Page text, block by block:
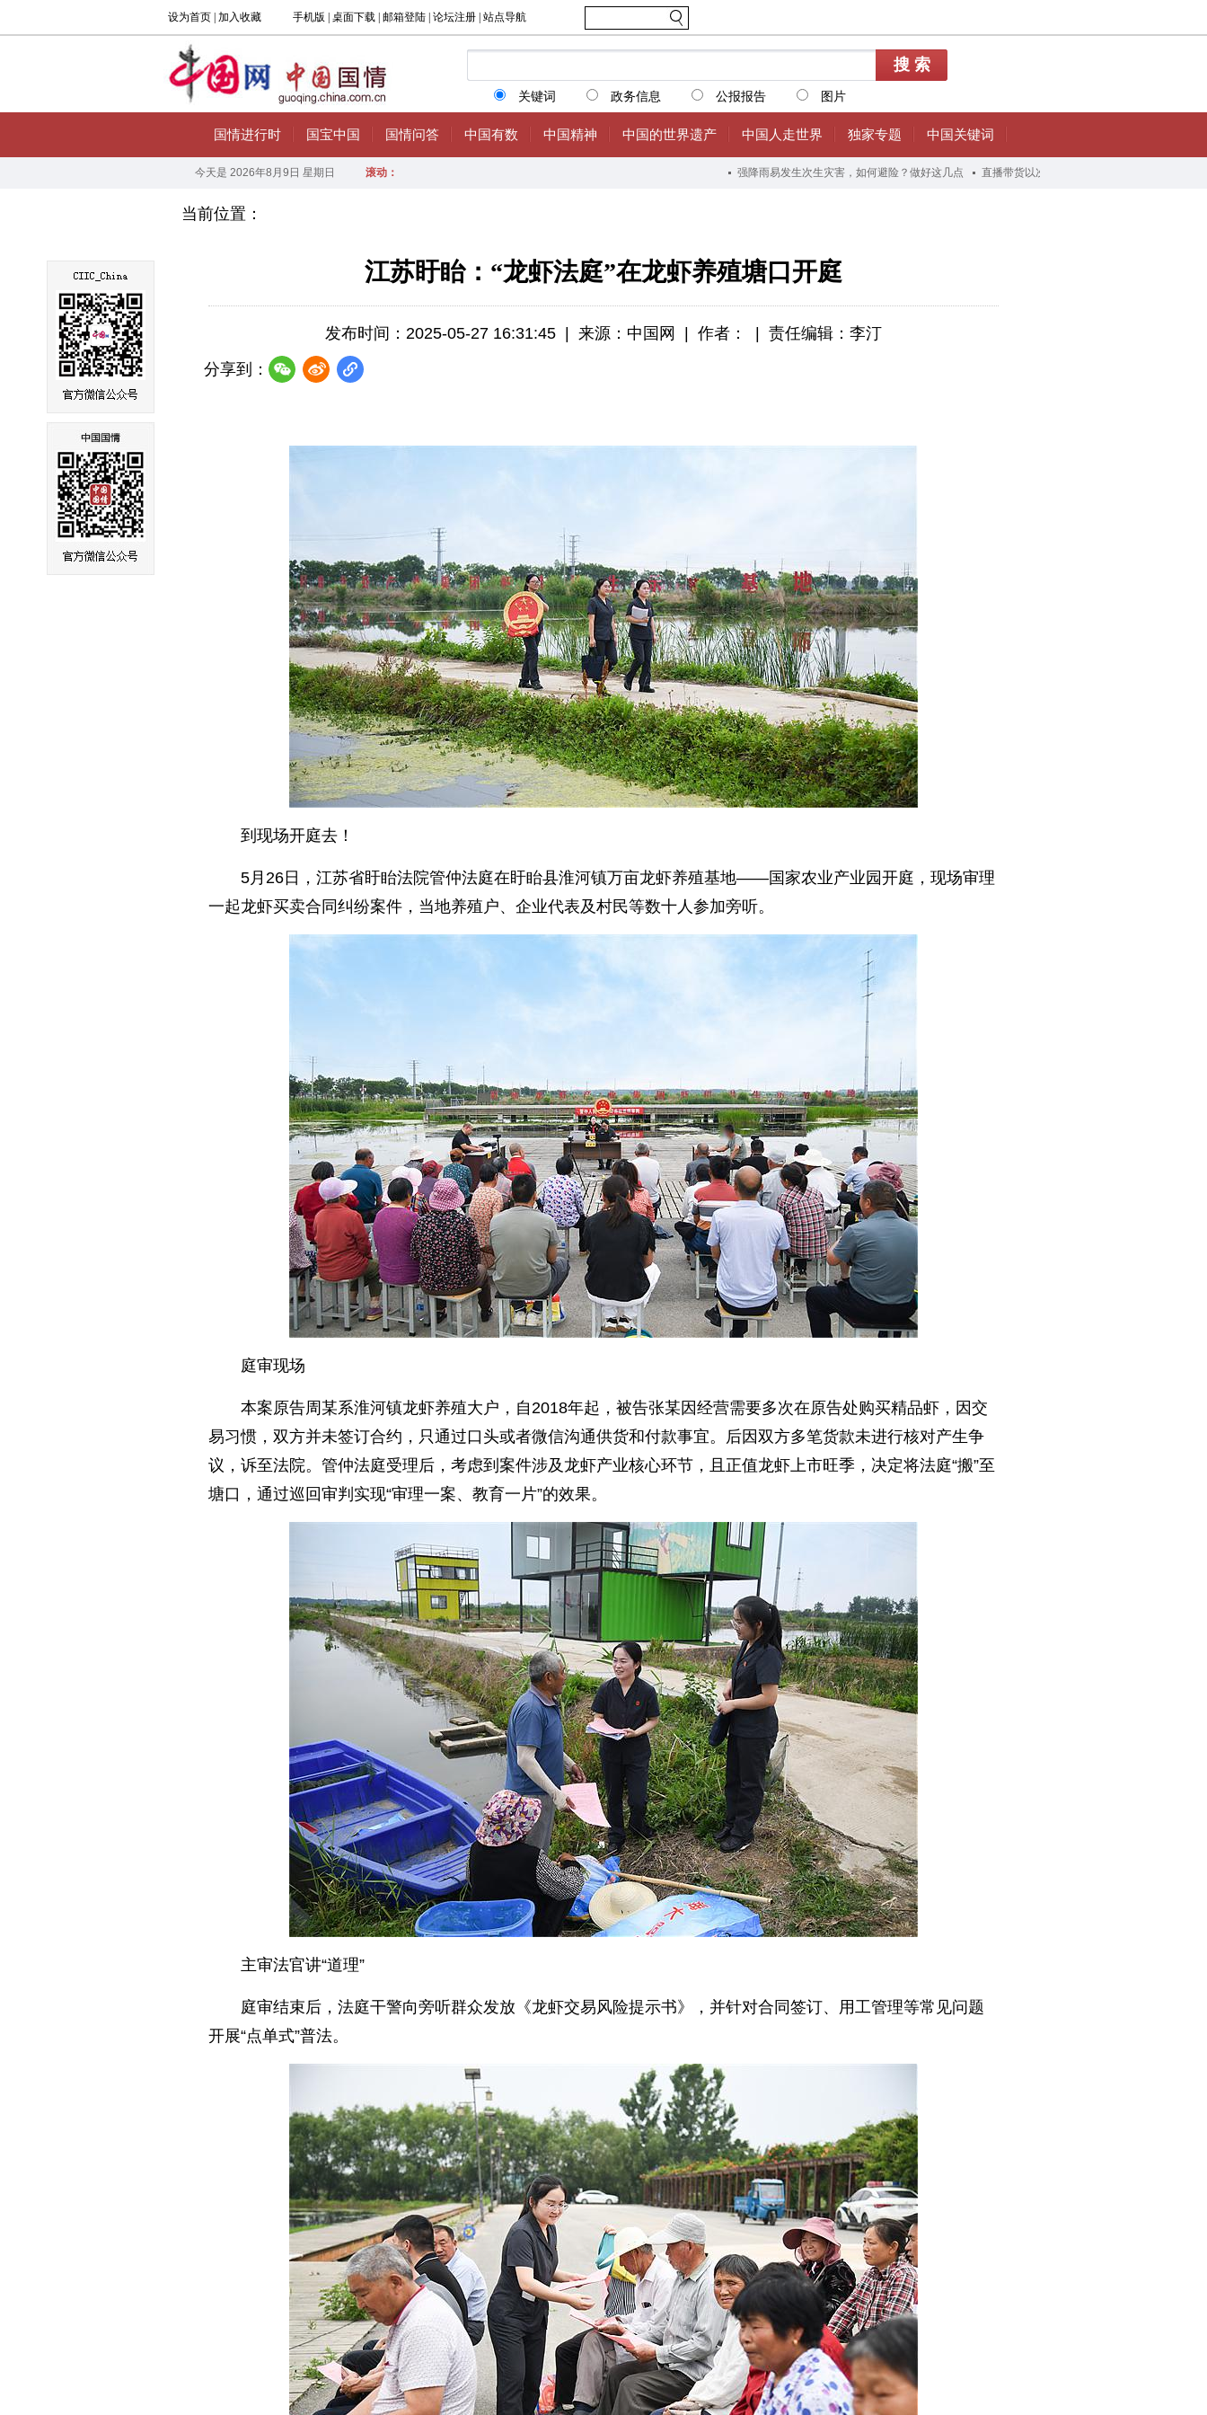
当前位置：
江苏盱眙：“龙虾法庭”在龙虾养殖塘口开庭
发布时间：2025-05-27 16:31:45 来源：中国网 作者：
责任编辑：李汀
分享到：
到现场开庭去！
5月26日，江苏省盱眙法院管仲法庭在盱眙县淮河镇万亩龙虾养殖基地——国家农业产业园开庭，现场审理
一起龙虾买卖合同纠纷案件，当地养殖户、企业代表及村民等数十人参加旁听。
庭审现场
本案原告周某系淮河镇龙虾养殖大户，自2018年起，被告张某因经营需要多次在原告处购买精品虾，因交
易习惯，双方并未签订合约，只通过口头或者微信沟通供货和付款事宜。后因双方多笔货款未进行核对产生争
议，诉至法院。管仲法庭受理后，考虑到案件涉及龙虾产业核心环节，且正值龙虾上市旺季，决定将法庭“搬”至
塘口，通过巡回审判实现“审理一案、教育一片”的效果。
主审法官讲“道理”
庭审结束后，法庭干警向旁听群众发放《龙虾交易风险提示书》，并针对合同签订、用工管理等常见问题
开展“点单式”普法。